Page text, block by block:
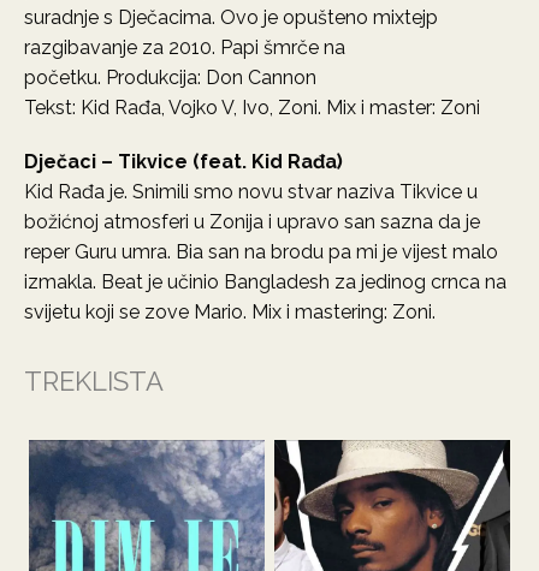
suradnje s Dječacima. Ovo je opušteno mixtejp
razgibavanje za 2010. Papi šmrče na
početku. Produkcija: Don Cannon
Tekst: Kid Rađa, Vojko V, Ivo, Zoni. Mix i master: Zoni
Dječaci – Tikvice (feat. Kid Rađa)
Kid Rađa je. Snimili smo novu stvar naziva Tikvice u
božićnoj atmosferi u Zonija i upravo san sazna da je
reper Guru umra. Bia san na brodu pa mi je vijest malo
izmakla. Beat je učinio Bangladesh za jedinog crnca na
svijetu koji se zove Mario. Mix i mastering: Zoni.
TREKLISTA